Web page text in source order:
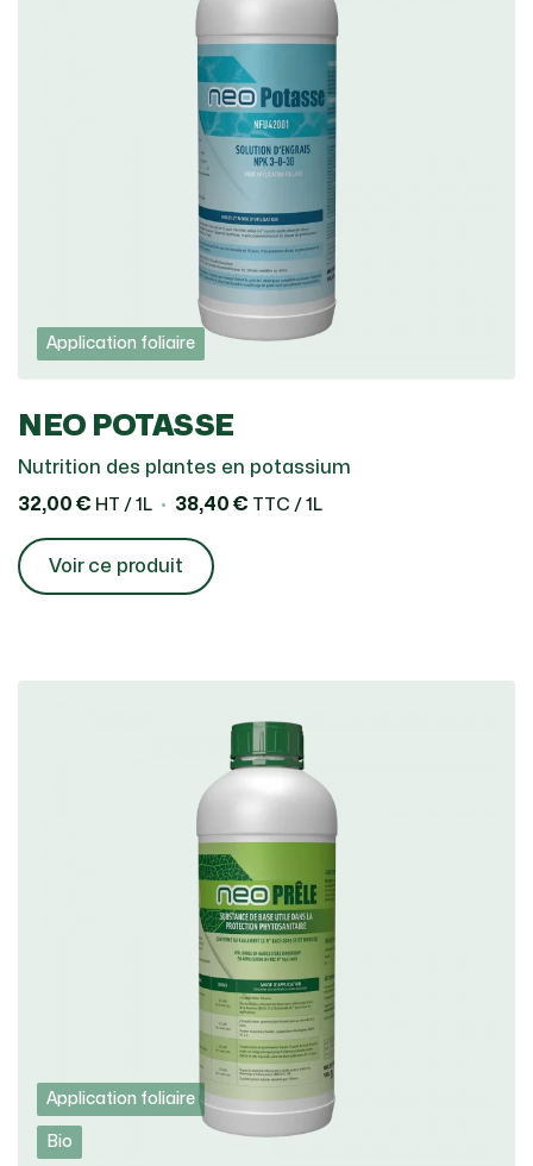
Application foliaire
NEO POTASSE
Nutrition des plantes en potassium
32,00 € HT / 1L 38,40 € TTC / 1L
Voir ce produit
Application foliaire
Bio